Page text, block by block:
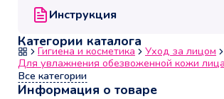
Инструкция
Категории каталога
Гигиена и косметика
Уход за лицом
Для увлажнения обезвоженной кожи лица
Все категории
Информация о товаре